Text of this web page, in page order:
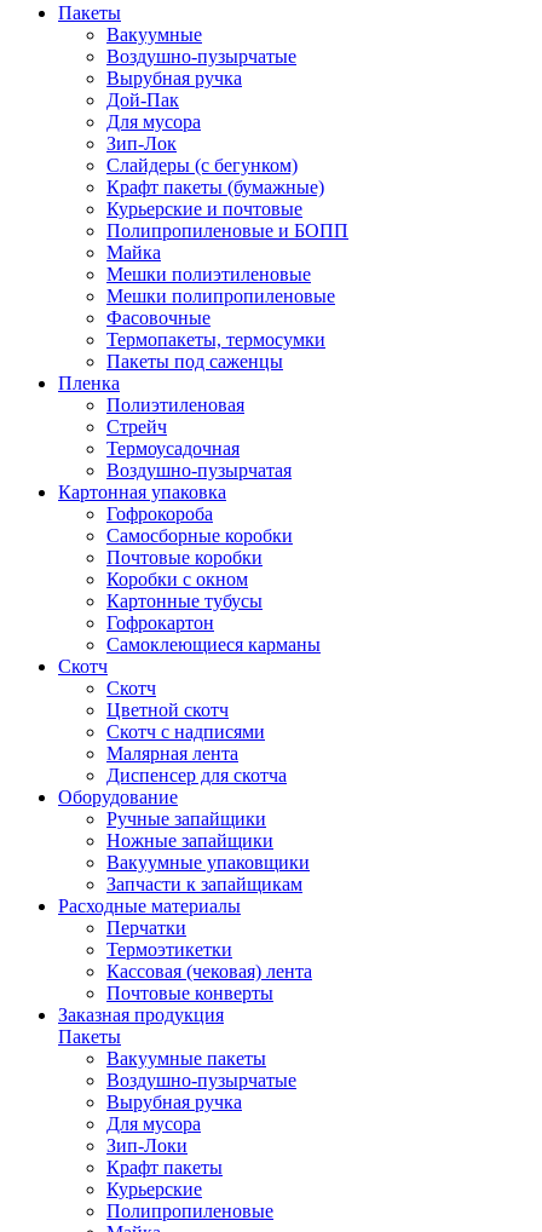
Пакеты
Вакуумные
Воздушно-пузырчатые
Вырубная ручка
Дой-Пак
Для мусора
Зип-Лок
Слайдеры (с бегунком)
Крафт пакеты (бумажные)
Курьерские и почтовые
Полипропиленовые и БОПП
Майка
Мешки полиэтиленовые
Мешки полипропиленовые
Фасовочные
Термопакеты, термосумки
Пакеты под саженцы
Пленка
Полиэтиленовая
Стрейч
Термоусадочная
Воздушно-пузырчатая
Картонная упаковка
Гофрокороба
Самосборные коробки
Почтовые коробки
Коробки с окном
Картонные тубусы
Гофрокартон
Самоклеющиеся карманы
Скотч
Скотч
Цветной скотч
Скотч с надписями
Малярная лента
Диспенсер для скотча
Оборудование
Ручные запайщики
Ножные запайщики
Вакуумные упаковщики
Запчасти к запайщикам
Расходные материалы
Перчатки
Термоэтикетки
Кассовая (чековая) лента
Почтовые конверты
Заказная продукция
Пакеты
Вакуумные пакеты
Воздушно-пузырчатые
Вырубная ручка
Для мусора
Зип-Локи
Крафт пакеты
Курьерские
Полипропиленовые